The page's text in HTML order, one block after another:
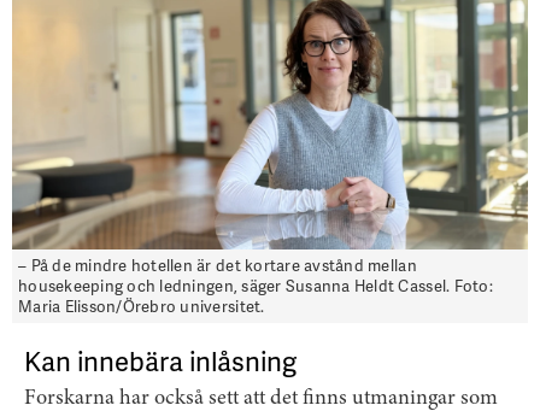
– På de mindre hotellen är det kortare avstånd mellan
housekeeping och ledningen, säger Susanna Heldt Cassel. Foto:
Maria Elisson/Örebro universitet.
Kan innebära inlåsning
Forskarna har också sett att det finns utmaningar som